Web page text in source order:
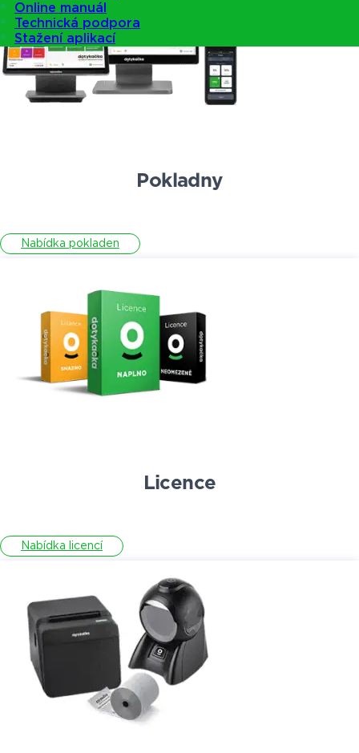
Online manuál
Technická podpora
Stažení aplikací
Pokladny
Nabídka pokladen
Licence
Nabídka licencí